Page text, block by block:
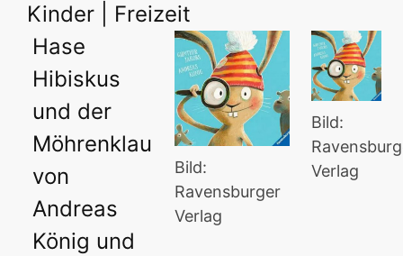
Kinder | Freizeit
Bild:
Verlag
Bild:
Ravensburger
Verlag
Hase
Hibiskus
und der
Möhrenklau
von
Andreas
König und